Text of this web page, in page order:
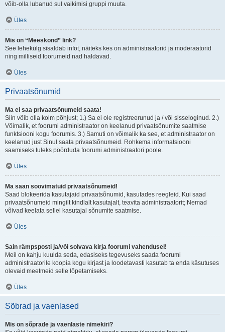
võib-olla lubanud sul vaikimisi gruppi muuta.
Üles
Mis on “Meeskond” link?
See lehekülg sisaldab infot, näiteks kes on administraatorid ja moderaatorid
ning milliseid foorumeid nad haldavad.
Üles
Privaatsõnumid
Ma ei saa privaatsõnumeid saata!
Siin võib olla kolm põhjust; 1.) Sa ei ole registreerunud ja / või sisseloginud. 2.)
Võimalik, et foorumi administraator on keelanud privaatsõnumite saatmise
funktsiooni kogu foorumis. 3.) Samuti on võimalik ka see, et administraator on
keelanud just Sinul saata privaatsõnumeid. Rohkema informatsiooni
saamiseks tuleks pöörduda foorumi administraatori poole.
Üles
Ma saan soovimatuid privaatsõnumeid!
Saad blokeerida kasutajaid privaatsõnumid, kasutades reegleid. Kui saad
privaatsõnumeid mingilt kindlalt kasutajalt, teavita administraatorit; Nemad
võivad keelata sellel kasutajal sõnumite saatmise.
Üles
Sain rämpsposti ja/või solvava kirja foorumi vahendusel!
Meil on kahju kuulda seda, edasiseks tegevuseks saada foorumi
administraatorile koopia kogu kirjast ja loodetavasti kasutab ta enda käsutuses
olevaid meetmeid selle lõpetamiseks.
Üles
Sõbrad ja vaenlased
Mis on sõprade ja vaenlaste nimekiri?